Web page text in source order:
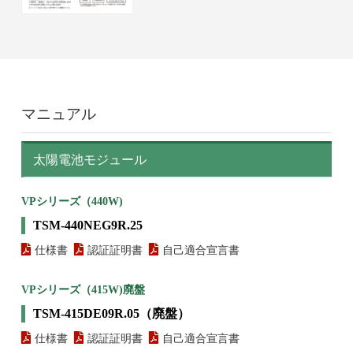
マニュアル
太陽電池モジュール
VPシリーズ（440W)
TSM-440NEG9R.25
仕様書 認証証明書 自己適合宣言書
VPシリーズ（415W)廃盤
TSM-415DE09R.05（廃盤）
仕様書 認証証明書 自己適合宣言書